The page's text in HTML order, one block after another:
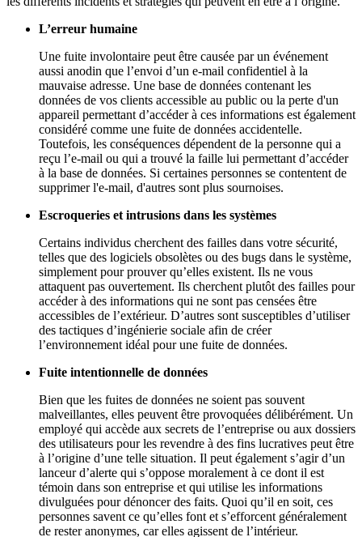
L’erreur humaine
Une fuite involontaire peut être causée par un événement
aussi anodin que l’envoi d’un e-mail confidentiel à la
mauvaise adresse. Une base de données contenant les
données de vos clients accessible au public ou la perte d'un
appareil permettant d’accéder à ces informations est également
considéré comme une fuite de données accidentelle.
Toutefois, les conséquences dépendent de la personne qui a
reçu l’e-mail ou qui a trouvé la faille lui permettant d’accéder
à la base de données. Si certaines personnes se contentent de
supprimer l'e-mail, d'autres sont plus sournoises.
Escroqueries et intrusions dans les systèmes
Certains individus cherchent des failles dans votre sécurité,
telles que des logiciels obsolètes ou des bugs dans le système,
simplement pour prouver qu’elles existent. Ils ne vous
attaquent pas ouvertement. Ils cherchent plutôt des failles pour
accéder à des informations qui ne sont pas censées être
accessibles de l’extérieur. D’autres sont susceptibles d’utiliser
des tactiques d’ingénierie sociale afin de créer
l’environnement idéal pour une fuite de données.
Fuite intentionnelle de données
Bien que les fuites de données ne soient pas souvent
malveillantes, elles peuvent être provoquées délibérément. Un
employé qui accède aux secrets de l’entreprise ou aux dossiers
des utilisateurs pour les revendre à des fins lucratives peut être
à l’origine d’une telle situation. Il peut également s’agir d’un
lanceur d’alerte qui s’oppose moralement à ce dont il est
témoin dans son entreprise et qui utilise les informations
divulguées pour dénoncer des faits. Quoi qu’il en soit, ces
personnes savent ce qu’elles font et s’efforcent généralement
de rester anonymes, car elles agissent de l’intérieur.